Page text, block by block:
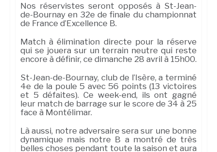
Nos réservistes seront opposés à St-Jean-
de-Bournay en 32e de finale du championnat
de France d’Excellence B.
Match à élimination directe pour la réserve
qui se jouera sur un terrain neutre qui reste
encore à définir, ce dimanche 28 avril à 15h00.
St-Jean-de-Bournay, club de l’Isère, a terminé
4e de la poule 5 avec 56 points (13 victoires
et 5 défaites). Ce week-end, ils ont gagné
leur match de barrage sur le score de 34 à 25
face à Montélimar.
Là aussi, notre adversaire sera sur une bonne
dynamique mais notre B a montré de très
belles choses pendant toute la saison et aura